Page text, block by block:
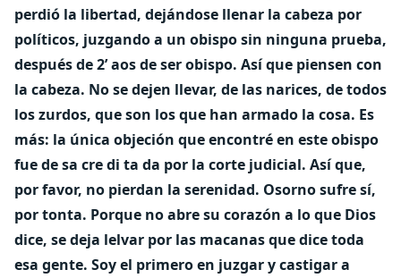
perdió la libertad, dejándose llenar la cabeza por
políticos, juzgando a un obispo sin ninguna prueba,
después de 2’ aos de ser obispo. Así que piensen con
la cabeza. No se dejen llevar, de las narices, de todos
los zurdos, que son los que han armado la cosa. Es
más: la única objeción que encontré en este obispo
fue de sa cre di ta da por la corte judicial. Así que,
por favor, no pierdan la serenidad. Osorno sufre sí,
por tonta. Porque no abre su corazón a lo que Dios
dice, se deja lelvar por las macanas que dice toda
esa gente. Soy el primero en juzgar y castigar a